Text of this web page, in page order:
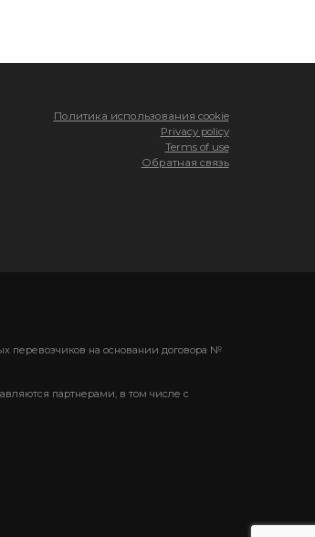
Политика использования cookie
Privacy policy
Terms of use
Обратная связь
перевозчиков на основании договора №
партнерами, в том числе с